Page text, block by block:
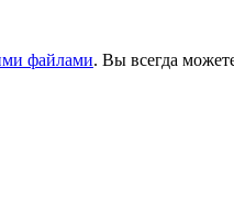
файлами. Вы всегда